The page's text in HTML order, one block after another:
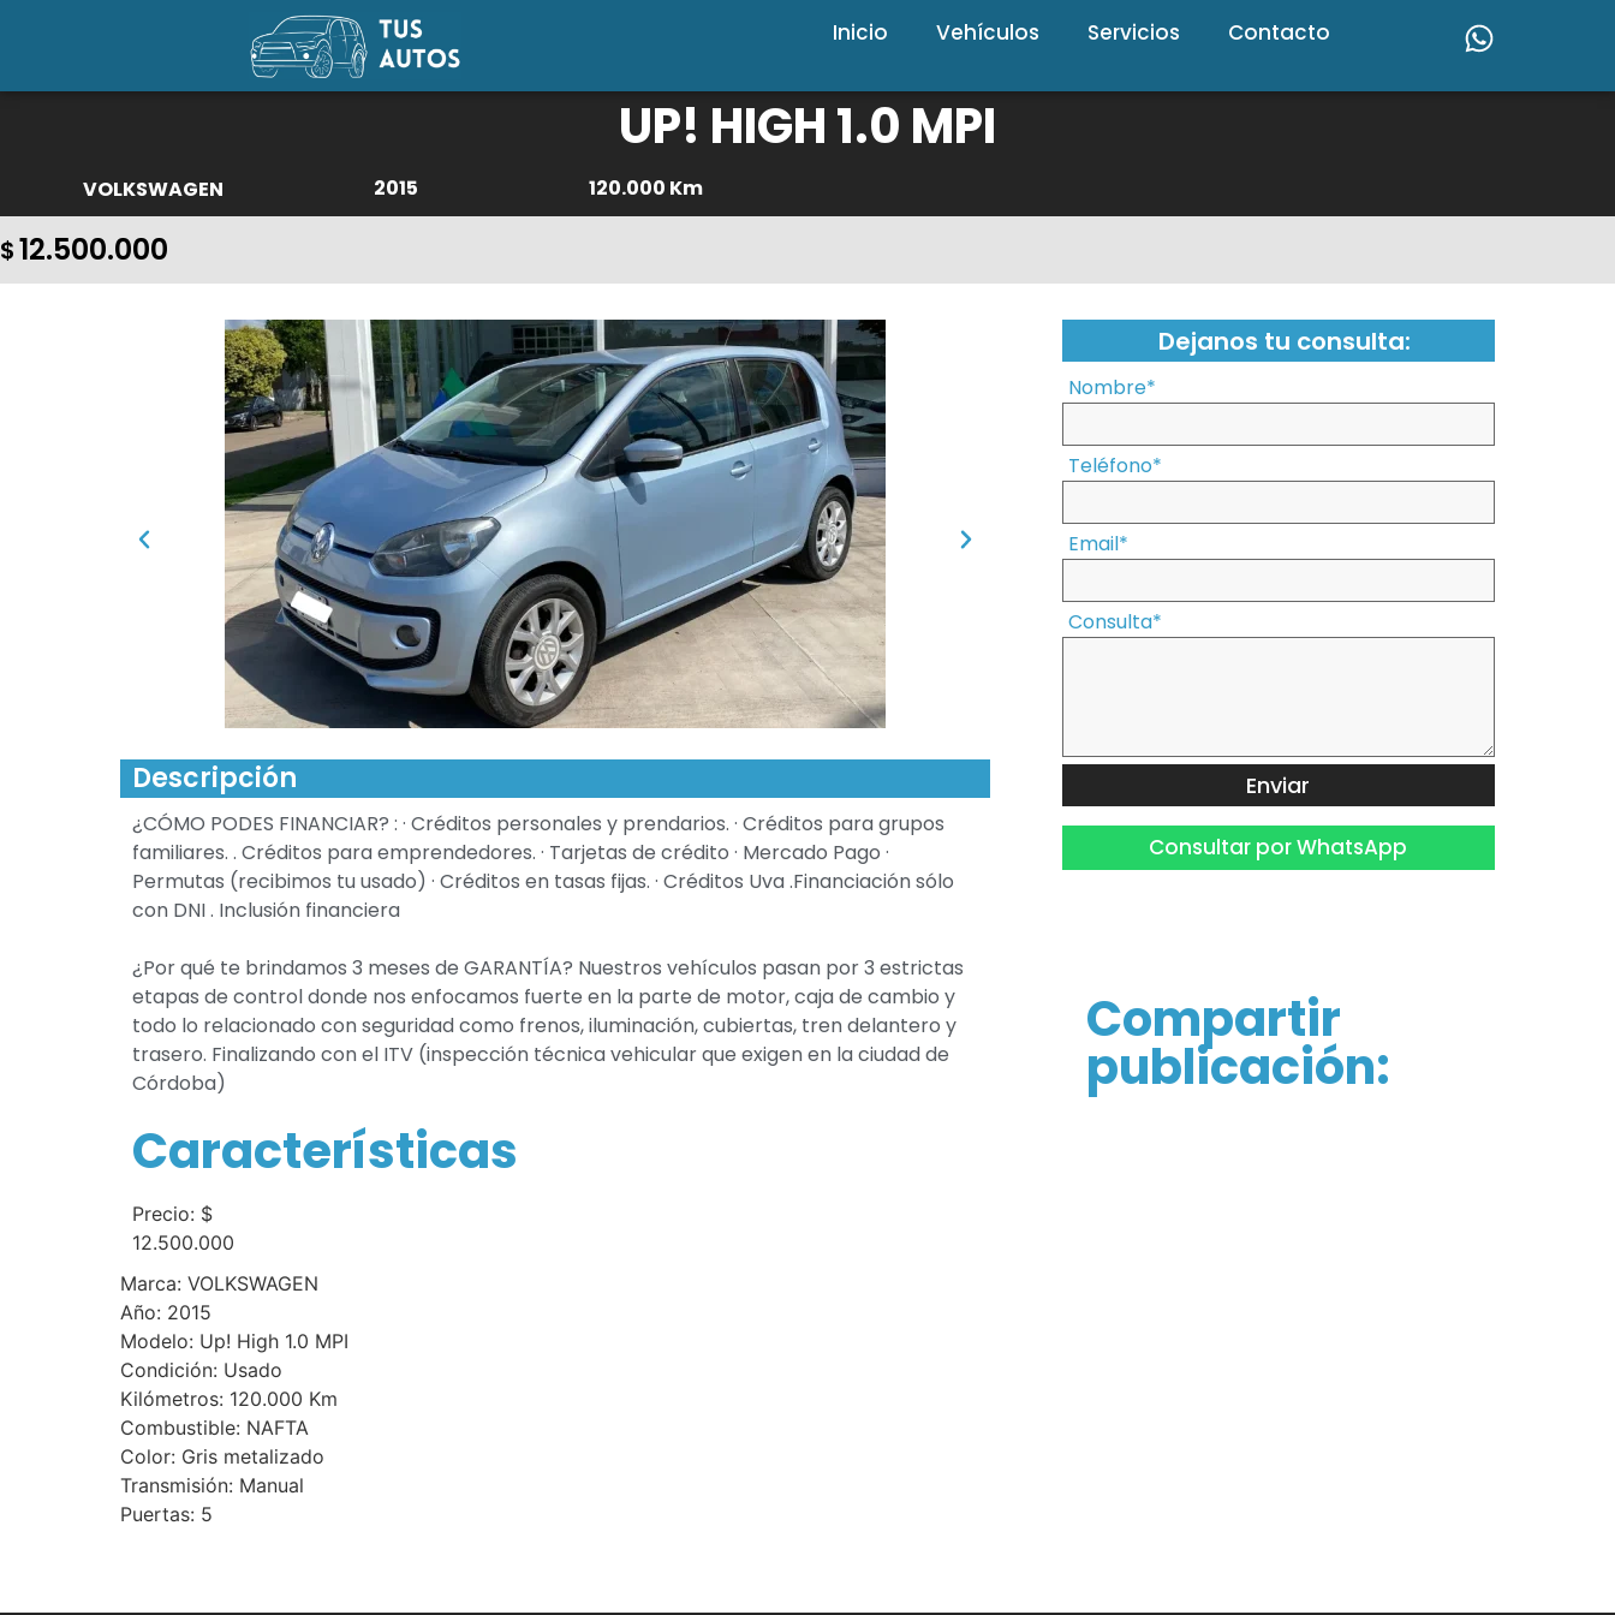
Inicio Vehículos Servicios Contacto
UP! HIGH 1.0 MPI
VOLKSWAGEN 2015 120.000 Km
$12.500.000
Descripción
¿CÓMO PODES FINANCIAR? : · Créditos personales y prendarios. · Créditos para grupos
familiares. . Créditos para emprendedores. · Tarjetas de crédito · Mercado Pago ·
Permutas (recibimos tu usado) · Créditos en tasas fijas. · Créditos Uva .Financiación sólo
con DNI . Inclusión financiera
¿Por qué te brindamos 3 meses de GARANTÍA? Nuestros vehículos pasan por 3 estrictas
etapas de control donde nos enfocamos fuerte en la parte de motor, caja de cambio y
todo lo relacionado con seguridad como frenos, iluminación, cubiertas, tren delantero y
trasero. Finalizando con el ITV (inspección técnica vehicular que exigen en la ciudad de
Córdoba)
Características
Precio: $
12.500.000
Marca: VOLKSWAGEN
Año: 2015
Modelo: Up! High 1.0 MPI
Condición: Usado
Kilómetros: 120.000 Km
Combustible: NAFTA
Color: Gris metalizado
Transmisión: Manual
Puertas: 5
Dejanos tu consulta:
Nombre*
Teléfono*
Email*
Consulta*
Enviar
Consultar por WhatsApp
Compartir
publicación: